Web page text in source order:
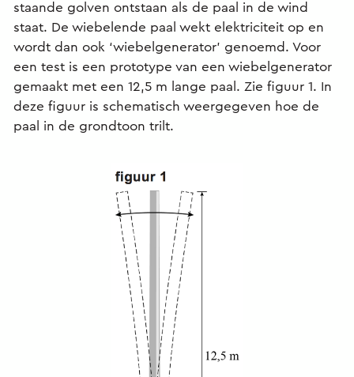
staande golven ontstaan als de paal in de wind
staat. De wiebelende paal wekt elektriciteit op en
wordt dan ook ‘wiebelgenerator’ genoemd. Voor
een test is een prototype van een wiebelgenerator
gemaakt met een 12,5 m lange paal. Zie figuur 1. In
deze figuur is schematisch weergegeven hoe de
paal in de grondtoon trilt.